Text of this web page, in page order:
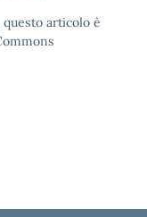
articolo è